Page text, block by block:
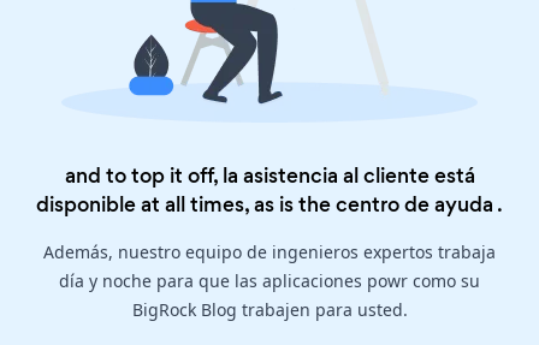
and to top it off, la asistencia al cliente está
disponible at all times, as is thecentro de ayuda .
Además, nuestro equipo de ingenieros expertos trabaja
día y noche para que las aplicaciones powr como su
BigRock Blog trabajen para usted.